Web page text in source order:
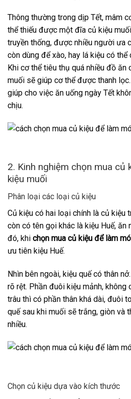
Thông thường trong dịp Tết, mâm
thể thiếu được một đĩa củ kiệu
truyền thống, được nhiều người ưa
còn dùng để xào, hay lá kiệu có thể
Khi cơ thể tiêu thụ quá nhiều đồ ăn
muối sẽ giúp cơ thể được thanh
giúp cho việc ăn uống ngày Tết
chịu.
2. Kinh nghiệm chọn mua củ
kiệu muối
Phân loại các loại củ kiệu
Củ kiệu có hai loại chính là củ kiệu
còn có tên gọi khác là kiệu Huế, ăn
đó, khi chọn mua củ kiệu để làm
ưu tiên kiệu Huế.
Nhìn bên ngoài, kiệu quế có thân
rõ rệt. Phần đuôi kiệu mảnh, không
trâu thì có phần thân khá dài, đuôi
quế sau khi muối sẽ trắng, giòn và
nhiều.
Chọn củ kiệu dựa vào kích thước